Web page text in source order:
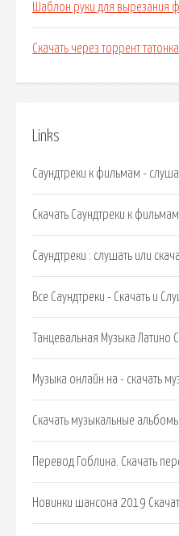
Шаблон руки для вырезания
Скачать через торрент татонка
Links
Саундтреки к фильмам -
Скачать Саундтреки к
Саундтреки : слушать или
Все Саундтреки - Скачать и
Танцевальная Музыка Латино
Музыка онлайн на - скачать
Скачать музыкальные альбомы.
Перевод Гоблина. Скачать
Новинки шансона 2019